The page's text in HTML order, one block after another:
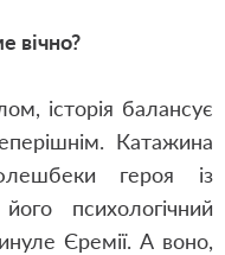
вічно?
історія балансує
Катажина
героя із
психологічний
Єремії. А воно,